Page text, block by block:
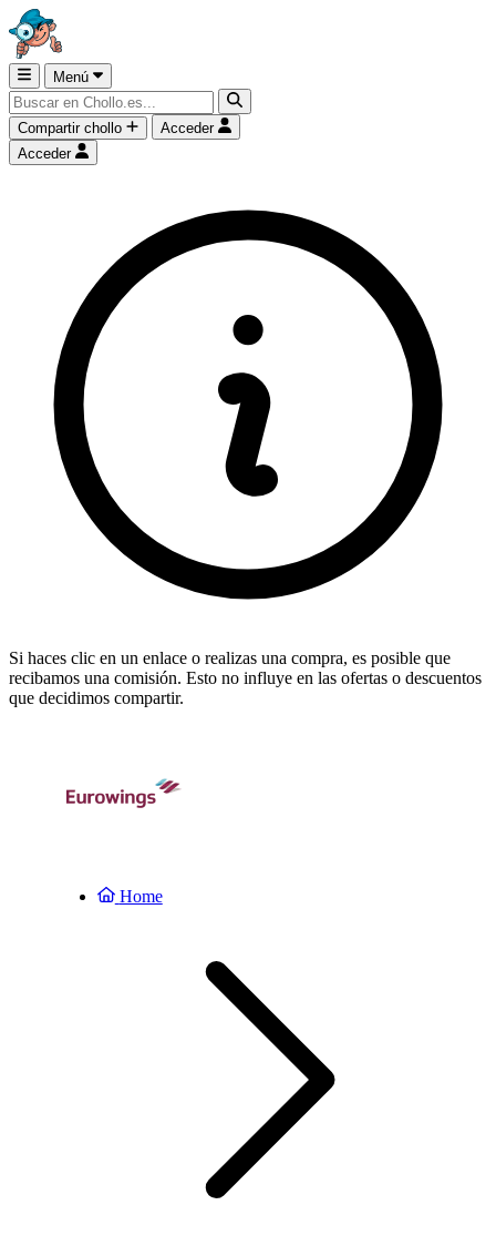
Menú
Compartir chollo
Acceder
Acceder
Si haces clic en un enlace o realizas una compra, es posible que
recibamos una comisión. Esto no influye en las ofertas o descuentos
que decidimos compartir.
Home